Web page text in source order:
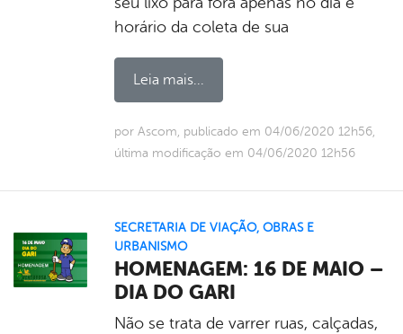
horário da coleta de sua
Leia mais...
por Ascom, publicado em 04/06/2020 12h56,
última modificação em 04/06/2020 12h56
SECRETARIA DE VIAÇÃO, OBRAS E
URBANISMO
HOMENAGEM: 16 DE MAIO –
DIA DO GARI
Não se trata de varrer ruas, calçadas,